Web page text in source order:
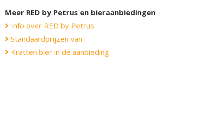
Meer RED by Petrus en bieraanbiedingen
Info over RED by Petrus
Standaardprijzen van
Kratten bier in de aanbieding